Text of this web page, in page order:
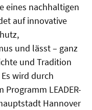
eines nachhaltigen
auf innovative
und lässt – ganz
und Tradition
wird durch
LEADER-
Hannover